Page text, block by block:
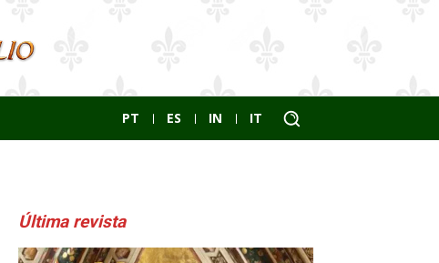
PT ES IN IT
Última revista